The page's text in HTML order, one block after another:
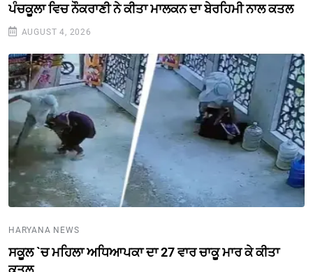
ਪੰਚਕੂਲਾ ਵਿਚ ਨੌਕਰਾਣੀ ਨੇ ਕੀਤਾ ਮਾਲਕਨ ਦਾ ਬੇਰਹਿਮੀ ਨਾਲ ਕਤਲ
AUGUST 4, 2026
HARYANA NEWS
ਸਕੂਲ `ਚ ਮਹਿਲਾ ਅਧਿਆਪਕਾ ਦਾ 27 ਵਾਰ ਚਾਕੂ ਮਾਰ ਕੇ ਕੀਤਾ